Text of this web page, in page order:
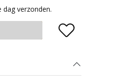
dag verzonden.